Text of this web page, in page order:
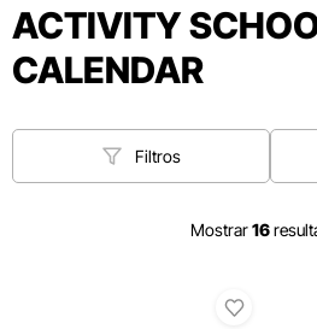
ACTIVITY
CALENDAR
Filtros
Mostrar16